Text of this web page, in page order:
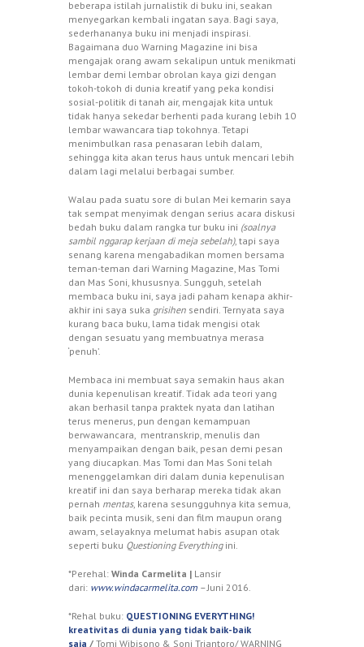
beberapa istilah jurnalistik di buku ini, seakan
menyegarkan kembali ingatan saya. Bagi saya,
sederhananya buku ini menjadi inspirasi.
Bagaimana duo Warning Magazine ini bisa
mengajak orang awam sekalipun untuk menikmati
lembar demi lembar obrolan kaya gizi dengan
tokoh-tokoh di dunia kreatif yang peka kondisi
sosial-politik di tanah air, mengajak kita untuk
tidak hanya sekedar berhenti pada kurang lebih 10
lembar wawancara tiap tokohnya. Tetapi
menimbulkan rasa penasaran lebih dalam,
sehingga kita akan terus haus untuk mencari lebih
dalam lagi melalui berbagai sumber.
Walau pada suatu sore di bulan Mei kemarin saya
tak sempat menyimak dengan serius acara diskusi
bedah buku dalam rangka tur buku ini (soalnya
sambil nggarap kerjaan di meja sebelah), tapi saya
senang karena mengabadikan momen bersama
teman-teman dari Warning Magazine, Mas Tomi
dan Mas Soni, khususnya. Sungguh, setelah
membaca buku ini, saya jadi paham kenapa akhir-
akhir ini saya suka grisihen sendiri. Ternyata saya
kurang baca buku, lama tidak mengisi otak
dengan sesuatu yang membuatnya merasa
‘penuh’.
Membaca ini membuat saya semakin haus akan
dunia kepenulisan kreatif. Tidak ada teori yang
akan berhasil tanpa praktek nyata dan latihan
terus menerus, pun dengan kemampuan
berwawancara, mentranskrip, menulis dan
menyampaikan dengan baik, pesan demi pesan
yang diucapkan. Mas Tomi dan Mas Soni telah
menenggelamkan diri dalam dunia kepenulisan
kreatif ini dan saya berharap mereka tidak akan
pernah mentas, karena sesungguhnya kita semua,
baik pecinta musik, seni dan film maupun orang
awam, selayaknya melumat habis asupan otak
seperti buku Questioning Everythingini.
*Perehal: Winda Carmelita | Lansir
dari: www.windacarmelita.com –Juni 2016.
*Rehal buku: QUESTIONING EVERYTHING!
kreativitas di dunia yang tidak baik-baik
saja / Tomi Wibisono & Soni Triantoro/ WARNING